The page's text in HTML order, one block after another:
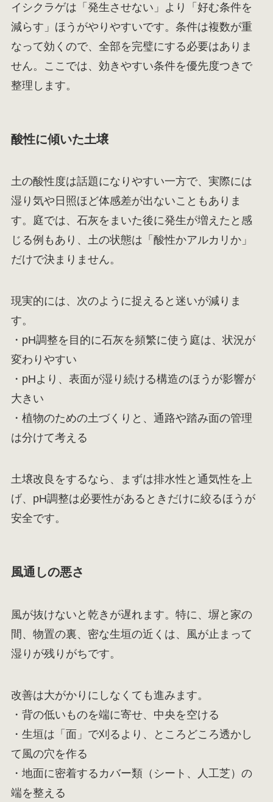
イシクラゲは「発生させない」より「好む条件を
減らす」ほうがやりやすいです。条件は複数が重
なって効くので、全部を完璧にする必要はありま
せん。ここでは、効きやすい条件を優先度つきで
整理します。
酸性に傾いた土壌
土の酸性度は話題になりやすい一方で、実際には
湿り気や日照ほど体感差が出ないこともありま
す。庭では、石灰をまいた後に発生が増えたと感
じる例もあり、土の状態は「酸性かアルカリか」
だけで決まりません。
現実的には、次のように捉えると迷いが減りま
す。
・pH調整を目的に石灰を頻繁に使う庭は、状況が
変わりやすい
・pHより、表面が湿り続ける構造のほうが影響が
大きい
・植物のための土づくりと、通路や踏み面の管理
は分けて考える
土壌改良をするなら、まずは排水性と通気性を上
げ、pH調整は必要性があるときだけに絞るほうが
安全です。
風通しの悪さ
風が抜けないと乾きが遅れます。特に、塀と家の
間、物置の裏、密な生垣の近くは、風が止まって
湿りが残りがちです。
改善は大がかりにしなくても進みます。
・背の低いものを端に寄せ、中央を空ける
・生垣は「面」で刈るより、ところどころ透かし
て風の穴を作る
・地面に密着するカバー類（シート、人工芝）の
端を整える